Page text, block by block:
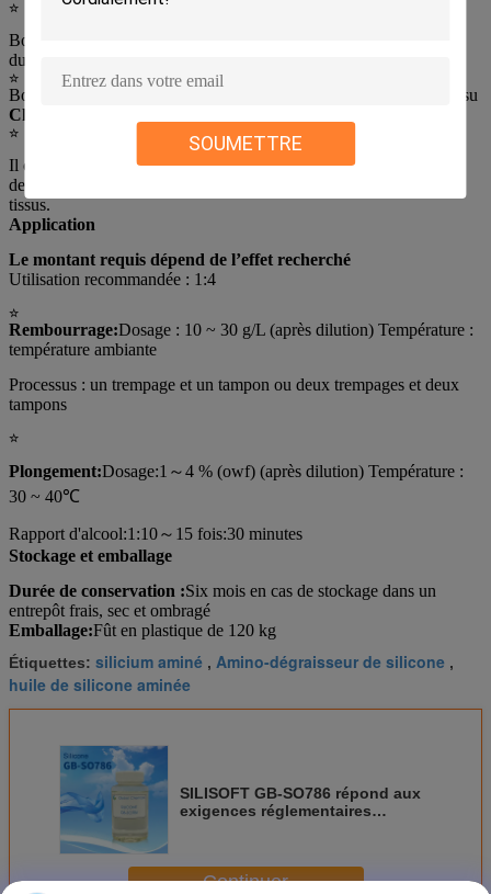
SOUMETTRE
☆
Bonne résistance au drapé et aux plis, effet de finition lavable
durable
☆
Bonne stabilité, faible jaunissement, aucun effet sur la teinte du tissu
Champ d'application
☆
Il convient à la finition douce et moelleuse du coton, du lin, du
denim, des fibres chimiques et de ses mélanges.
tissus.
Application
Le montant requis dépend de l’effet recherché
Utilisation recommandée : 1:4
☆
Rembourrage:Dosage : 10 ~ 30 g/L (après dilution) Température :
température ambiante
Processus : un trempage et un tampon ou deux trempages et deux
tampons
☆
Plongement:Dosage:1 ～4 % (owf) (après dilution) Température :
30 ~ 40℃
Rapport d'alcool:1:10～ 15 fois:30 minutes
Stockage et emballage
Durée de conservation :Six mois en cas de stockage dans un
entrepôt frais, sec et ombragé
Emballage:Fût en plastique de 120 kg
Étiquettes: silicium aminé , Amino-dégraisseur de silicone ,
huile de silicone aminée
SILISOFT GB-SO786 répond aux
exigences réglementaires
Continuer